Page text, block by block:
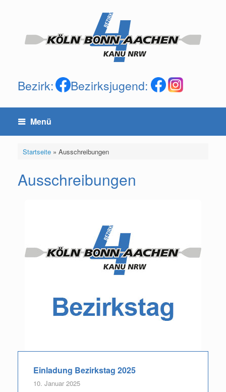
Bezirk: Bezirksjugend:
Menü
Startseite» Ausschreibungen
Ausschreibungen
Einladung Bezirkstag 2025
10. Januar 2025